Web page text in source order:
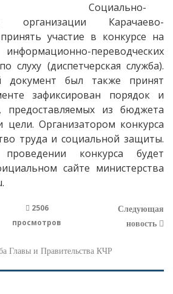
Социально-
организации Карачаево-
участие в конкурсе на
переводческих
слуху (диспетчерская служба).
документ был также принят
зафиксирован порядок и
предоставляемых из бюджета
цели. Организатором конкурса
труда и социальной защиты.
конкурса будет
сайте министерства
2506
просмотров
Следующая
новость
Главы и Правительства КЧР